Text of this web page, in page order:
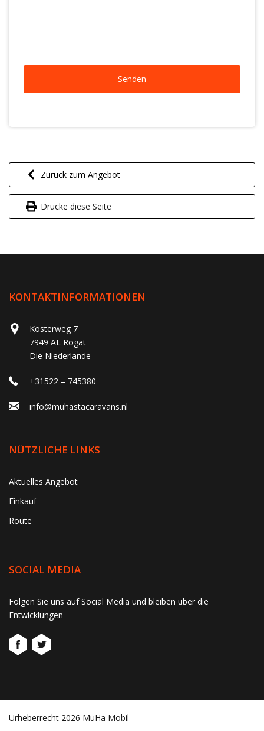
Zurück zum Angebot
Drucke diese Seite
KONTAKTINFORMATIONEN
Kosterweg 7
7949 AL Rogat
Die Niederlande
+31522 – 745380
info@muhastacaravans.nl
NÜTZLICHE LINKS
Aktuelles Angebot
Einkauf
Route
SOCIAL MEDIA
Folgen Sie uns auf Social Media und bleiben über die
Entwicklungen
Urheberrecht 2026 MuHa Mobil
gtag('consent', 'update', function() { window.dataLayer =
window.dataLayer || []; window.dataLayer.push({ 'event':